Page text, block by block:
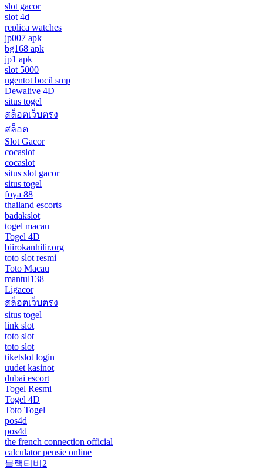
slot gacor
slot 4d
replica watches
jp007 apk
bg168 apk
jp1 apk
slot 5000
ngentot bocil smp
Dewalive 4D
situs togel
สล็อตเว็บตรง
สล็อต
Slot Gacor
cocaslot
cocaslot
situs slot gacor
situs togel
foya 88
thailand escorts
badakslot
togel macau
Togel 4D
biirokanhilir.org
toto slot resmi
Toto Macau
mantul138
Ligacor
สล็อตเว็บตรง
situs togel
link slot
toto slot
toto slot
tiketslot login
uudet kasinot
dubai escort
Togel Resmi
Togel 4D
Toto Togel
pos4d
pos4d
the french connection official
calculator pensie online
블랙티비2